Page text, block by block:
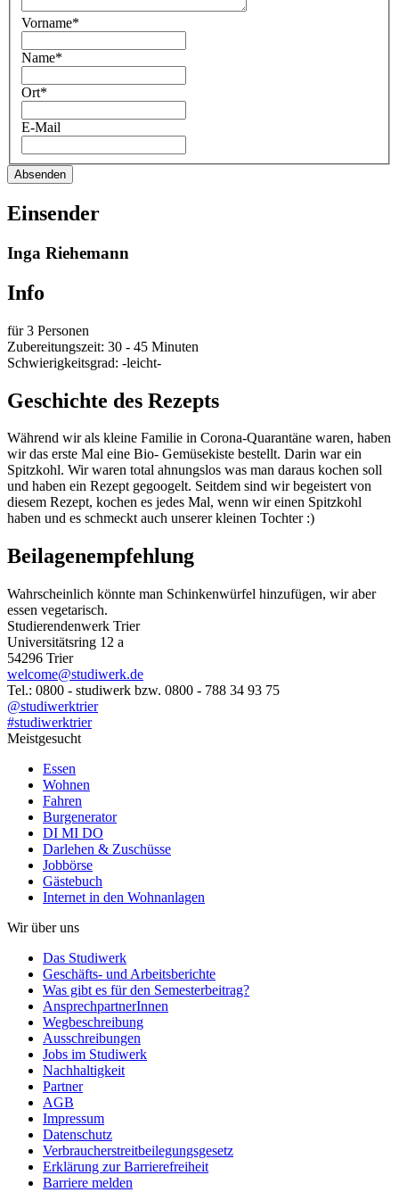
Vorname*
Name*
Ort*
E-Mail
Absenden
Einsender
Inga Riehemann
Info
für 3 Personen
Zubereitungszeit: 30 - 45 Minuten
Schwierigkeitsgrad: -leicht-
Geschichte des Rezepts
Während wir als kleine Familie in Corona-Quarantäne waren, haben
wir das erste Mal eine Bio- Gemüsekiste bestellt. Darin war ein
Spitzkohl. Wir waren total ahnungslos was man daraus kochen soll
und haben ein Rezept gegoogelt. Seitdem sind wir begeistert von
diesem Rezept, kochen es jedes Mal, wenn wir einen Spitzkohl
haben und es schmeckt auch unserer kleinen Tochter :)
Beilagenempfehlung
Wahrscheinlich könnte man Schinkenwürfel hinzufügen, wir aber
essen vegetarisch.
Studierendenwerk Trier
Universitätsring 12 a
54296 Trier
welcome@studiwerk.de
Tel.: 0800 - studiwerk bzw. 0800 - 788 34 93 75
@studiwerktrier
#studiwerktrier
Meistgesucht
Essen
Wohnen
Fahren
Burgenerator
DI MI DO
Darlehen & Zuschüsse
Jobbörse
Gästebuch
Internet in den Wohnanlagen
Wir über uns
Das Studiwerk
Geschäfts- und Arbeitsberichte
Was gibt es für den Semesterbeitrag?
AnsprechpartnerInnen
Wegbeschreibung
Ausschreibungen
Jobs im Studiwerk
Nachhaltigkeit
Partner
AGB
Impressum
Datenschutz
Verbraucherstreitbeilegungsgesetz
Erklärung zur Barrierefreiheit
Barriere melden